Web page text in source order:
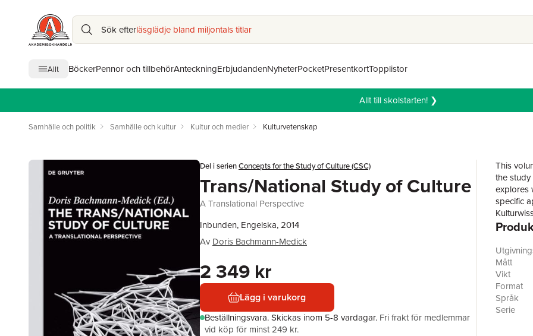
Sök efterläsglädje bland miljontals titlar
Allt BöckerPennor och tillbehörAnteckningErbjudandenNyheterPocketPresentkortTopplistor
Allt till skolstarten! ❯
Samhälle och politik Samhälle och kultur Kultur och medier Kulturvetenskap
Del i serienConcepts for the Study of Culture (CSC)
Trans/National Study of Culture
A Translational Perspective
Inbunden, Engelska, 2014
Av Doris Bachmann-Medick
2 349 kr
Lägg i varukorg
Beställningsvara.Skickas inom 5-8 vardagar. Fri frakt för medlemmar
vid köp för minst 249 kr.
This
the
explores
specific
of
amongst
various
– this
the
with the
Mått
Vikt
Format
Språk
Serie